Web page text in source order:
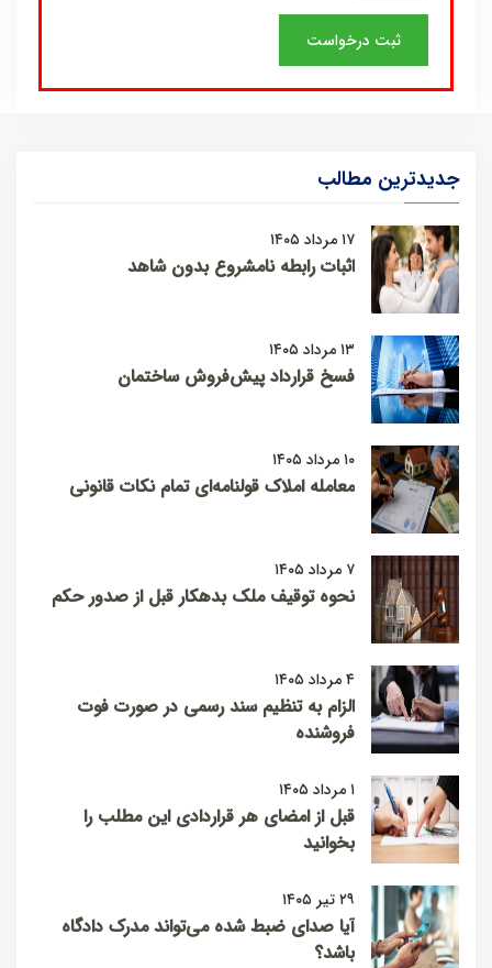
جدیدترین مطالب
۱۷ مرداد ۱۴۰۵
اثبات رابطه نامشروع بدون شاهد
۱۳ مرداد ۱۴۰۵
فسخ قرارداد پیش‌فروش ساختمان
۱۰ مرداد ۱۴۰۵
معامله املاک قولنامه‌ای تمام نکات قانونی
۷ مرداد ۱۴۰۵
نحوه توقیف ملک بدهکار قبل از صدور حکم
۴ مرداد ۱۴۰۵
الزام به تنظیم سند رسمی در صورت فوت
فروشنده
۱ مرداد ۱۴۰۵
قبل از امضای هر قراردادی این مطلب را
بخوانید
۲۹ تیر ۱۴۰۵
آیا صدای ضبط شده می‌تواند مدرک دادگاه
باشد؟